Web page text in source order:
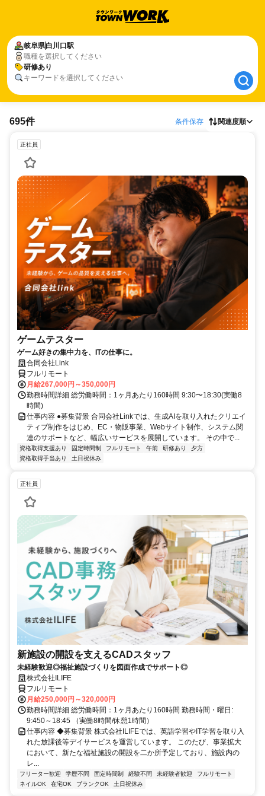
岐阜県白川口駅
職種を選択してください
研修あり
キーワードを選択してください
岐阜県白川口駅
研修あり
695件 条件保存 関連度順
正社員
ゲームテスター
ゲーム好きの集中力を、ITの仕事に。
合同会社Link
フルリモート
月給267,000円～350,000円
勤務時間詳細 総労働時間：1ヶ月あたり160時間 9:30〜18:30(実働8
時間)
仕事内容 ●募集背景 合同会社Linkでは、生成AIを取り入れたクリエイ
ティブ制作をはじめ、EC・物販事業、Webサイト制作、システム関
連のサポートなど、幅広いサービスを展開しています。 その中で...
資格取得支援あり 固定時間制 フルリモート 午前 研修あり
夕方
資格取得手当あり
土日祝休み
正社員
新施設の開設を支えるCADスタッフ
未経験歓迎◎福祉施設づくりを図面作成でサポート◎
株式会社ILIFE
フルリモート
月給250,000円～320,000円
勤務時間詳細 総労働時間：1ヶ月あたり160時間 勤務時間・曜日:
9:450～18:45 （実働8時間/休憩1時間）
仕事内容 ◆募集背景 株式会社ILIFEでは、英語学習やIT学習を取り入
れた放課後等デイサービスを運営しています。 このたび、事業拡大
において、新たな福祉施設の開設を二か所予定しており、施設内の
レ...
フリーター歓迎 学歴不問 固定時間制 経験不問 未経験者歓迎
フルリモート
ネイルOK
在宅OK ブランクOK 土日祝休み